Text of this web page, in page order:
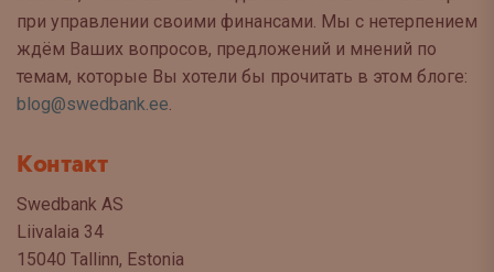
при управлении своими финансами. Мы с нетерпением
ждём Ваших вопросов, предложений и мнений по
темам, которые Вы хотели бы прочитать в этом блоге:
blog@swedbank.ee.
Контакт
Swedbank AS
Liivalaia 34
15040 Tallinn, Estonia